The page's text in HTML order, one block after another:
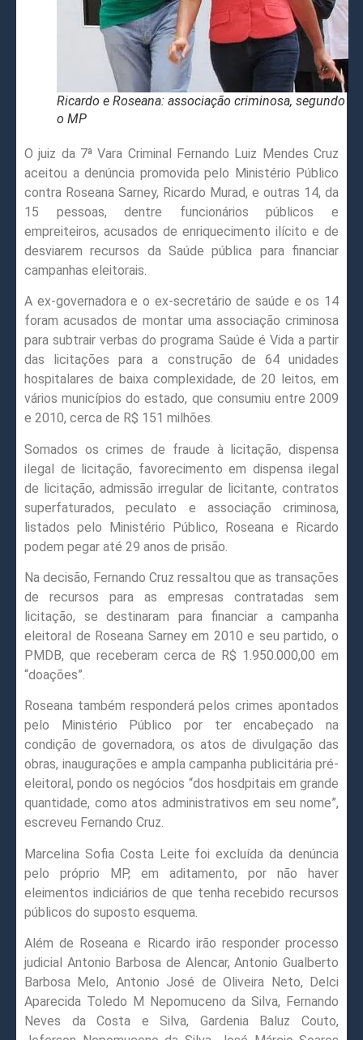
Ricardo e Roseana: associação criminosa, segundo
o MP
O juiz da 7ª Vara Criminal Fernando Luiz Mendes Cruz
aceitou a denúncia promovida pelo Ministério Público
contra Roseana Sarney, Ricardo Murad, e outras 14, da
15 pessoas, dentre funcionários públicos e
empreiteiros, acusados de enriquecimento ilícito e de
desviarem recursos da Saúde pública para financiar
campanhas eleitorais.
A ex-governadora e o ex-secretário de saúde e os 14
foram acusados de montar uma associação criminosa
para subtrair verbas do programa Saúde é Vida a partir
das licitações para a construção de 64 unidades
hospitalares de baixa complexidade, de 20 leitos, em
vários municípios do estado, que consumiu entre 2009
e 2010, cerca de R$ 151 milhões.
Somados os crimes de fraude à licitação, dispensa
ilegal de licitação, favorecimento em dispensa ilegal
de licitação, admissão irregular de licitante, contratos
superfaturados, peculato e associação criminosa,
listados pelo Ministério Público, Roseana e Ricardo
podem pegar até 29 anos de prisão.
Na decisão, Fernando Cruz ressaltou que as transações
de recursos para as empresas contratadas sem
licitação, se destinaram para financiar a campanha
eleitoral de Roseana Sarney em 2010 e seu partido, o
PMDB, que receberam cerca de R$ 1.950.000,00 em
“doações”.
Roseana também responderá pelos crimes apontados
pelo Ministério Público por ter encabeçado na
condição de governadora, os atos de divulgação das
obras, inaugurações e ampla campanha publicitária pré-
eleitoral, pondo os negócios “dos hosdpitais em grande
quantidade, como atos administrativos em seu nome”,
escreveu Fernando Cruz.
Marcelina Sofia Costa Leite foi excluída da denúncia
pelo próprio MP, em aditamento, por não haver
eleimentos indiciários de que tenha recebido recursos
públicos do suposto esquema.
Além de Roseana e Ricardo irão responder processo
judicial Antonio Barbosa de Alencar, Antonio Gualberto
Barbosa Melo, Antonio José de Oliveira Neto, Delci
Aparecida Toledo M Nepomuceno da Silva, Fernando
Neves da Costa e Silva, Gardenia Baluz Couto,